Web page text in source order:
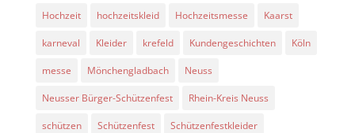
Hochzeit hochzeitskleid Hochzeitsmesse Kaarst
karneval Kleider krefeld Kundengeschichten Köln
messe Mönchengladbach Neuss
Neusser Bürger-Schützenfest Rhein-Kreis Neuss
schützen Schützenfest Schützenfestkleider